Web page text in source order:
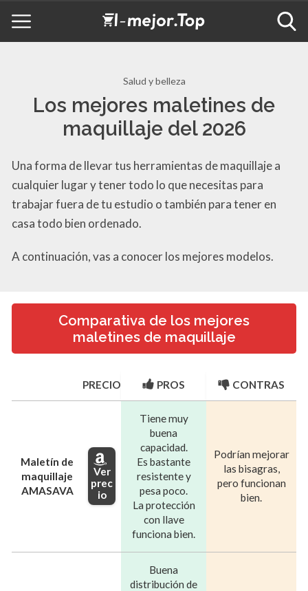
Salud y belleza
Los mejores maletines de
maquillaje del 2026
Una forma de llevar tus herramientas de maquillaje a
cualquier lugar y tener todo lo que necesitas para
trabajar fuera de tu estudio o también para tener en
casa todo bien ordenado.
A continuación, vas a conocer los mejores modelos.
Comparativa de los mejores
maletines de maquillaje
PRECIO PROS CONTRAS
Maletín de
maquillaje
AMASAVA
Ver
prec
io
Tiene muy
buena
capacidad.
Es bastante
resistente y
pesa poco.
La protección
con llave
funciona bien.
Podrían mejorar
las bisagras,
pero funcionan
bien.
Buena
distribución de